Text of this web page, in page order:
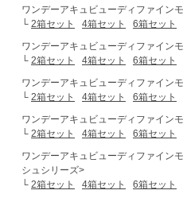
ワンデーアキュビューディファイン
└ 2箱セット 4箱セット 6箱セット
ワンデーアキュビューディファイン
└ 2箱セット 4箱セット 6箱セット
ワンデーアキュビューディファイン
└ 2箱セット 4箱セット 6箱セット
ワンデーアキュビューディファイン
└ 2箱セット 4箱セット 6箱セット
ワンデーアキュビューディファイン
シュシリーズ>
└ 2箱セット 4箱セット 6箱セット